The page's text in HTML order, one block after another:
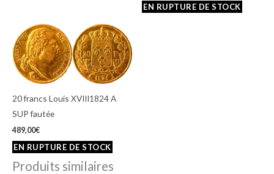
20 francs Louis XVIII1824 A
SUP fautée
489,00€
Produits similaires